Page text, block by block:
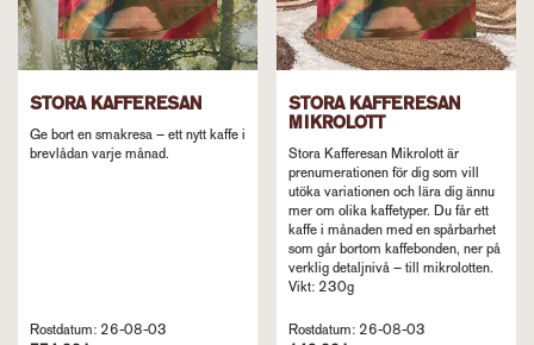
STORA KAFFERESAN
Ge bort en smakresa – ett nytt kaffe i
brevlådan varje månad.
Rostdatum: 26-08-03
STORA KAFFERESAN
MIKROLOTT
Stora Kafferesan Mikrolott är
prenumerationen för dig som vill
utöka variationen och lära dig ännu
mer om olika kaffetyper. Du får ett
kaffe i månaden med en spårbarhet
som går bortom kaffebonden, ner på
verklig detaljnivå – till mikrolotten.
Vikt: 230g
Rostdatum: 26-08-03